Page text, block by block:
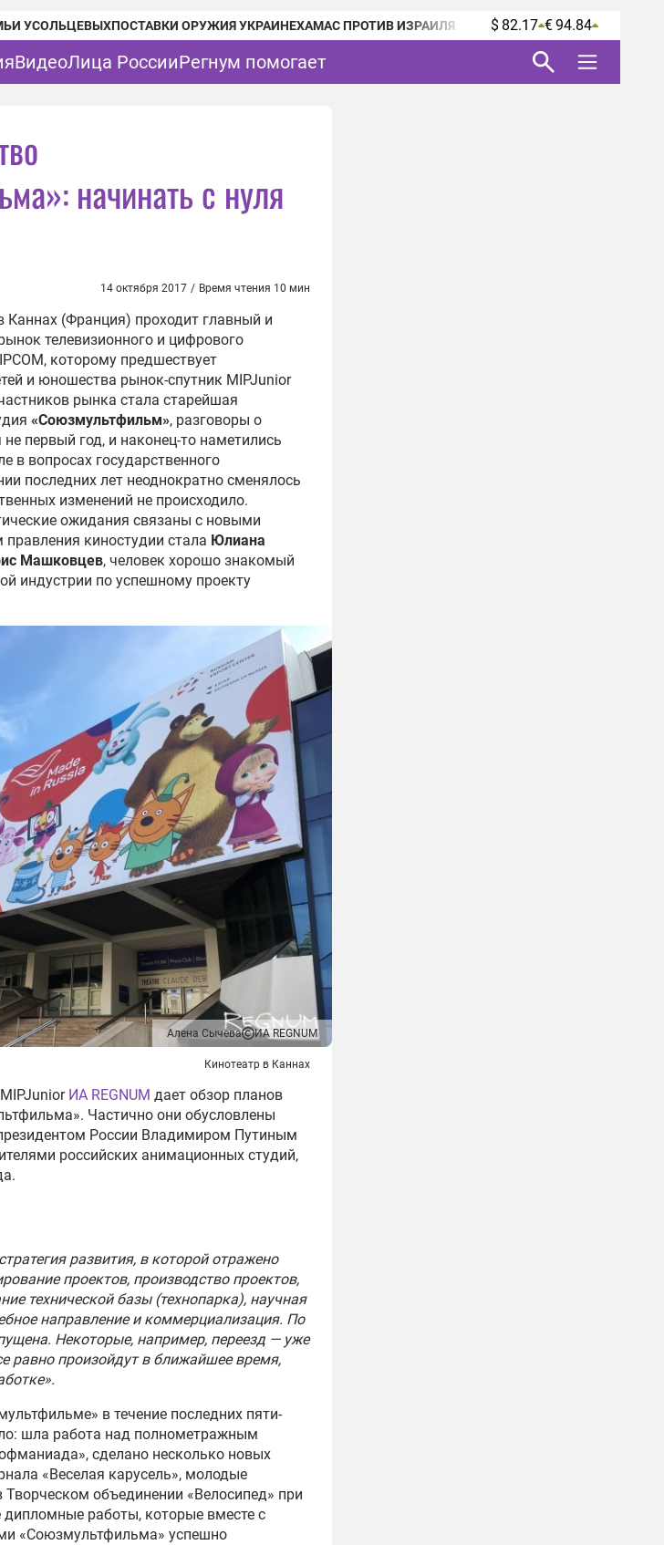
УСОЛЬЦЕВЫХПОСТАВКИ ОРУЖИЯ УКРАИНЕХАМАС ПРОТИВ ИЗРАИЛЯ $ 82.17 € 94.84
ВидеоЛица РоссииРегнум помогает
начинать с нуля
14 октября 2017 / Время чтения 10 мин
Каннах (Франция) проходит главный и
телевизионного и цифрового
которому предшествует
и юношества рынок-спутник MIPJunior
рынка стала старейшая
«Союзмультфильм», разговоры о
первый год, и наконец-то наметились
в вопросах государственного
последних лет неоднократно сменялось
изменений не происходило.
ожидания связаны с новыми
киностудии стала Юлиана
Машковцев, человек хорошо знакомый
индустрии по успешному проекту
Алена Сычева ИА REGNUM
Кинотеатр в Каннах
ИА REGNUM дает обзор планов
Частично они обусловлены
России Владимиром Путиным
российских анимационных студий,
развития, в которой отражено
проектов, производство проектов,
технической базы (технопарка), научная
направление и коммерциализация. По
Некоторые, например, переезд — уже
равно произойдут в ближайшее время,
в течение последних пяти-
шла работа над полнометражным
сделано несколько новых
«Веселая карусель», молодые
объединении «Велосипед» при
работы, которые вместе с
«Союзмультфильма» успешно